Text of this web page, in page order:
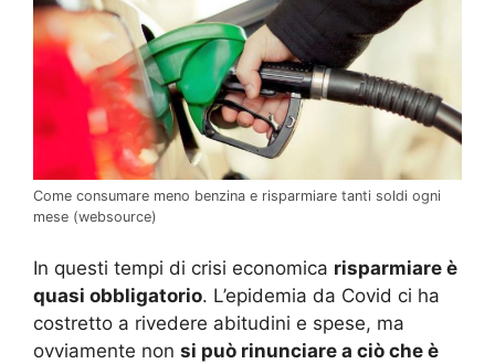
Come consumare meno benzina e risparmiare tanti soldi ogni
mese (websource)
In questi tempi di crisi economica risparmiare è
quasi obbligatorio. L’epidemia da Covid ci ha
costretto a rivedere abitudini e spese, ma
ovviamente non si può rinunciare a ciò che è